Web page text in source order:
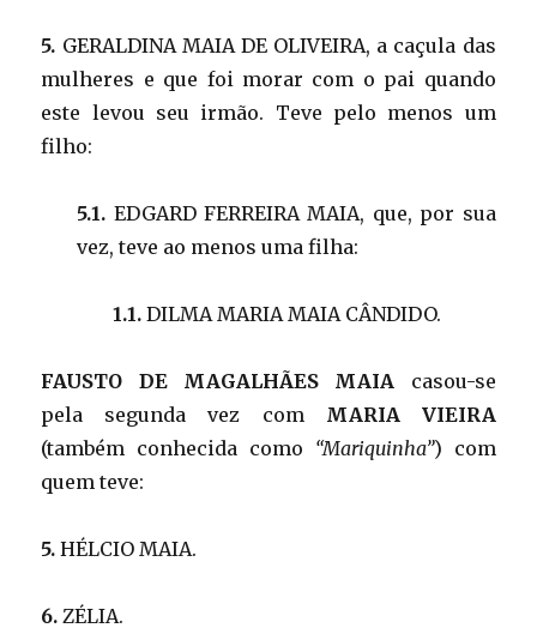
5. GERALDINA MAIA DE OLIVEIRA, a caçula das
mulheres e que foi morar com o pai quando
este levou seu irmão. Teve pelo menos um
filho:
5.1. EDGARD FERREIRA MAIA, que, por sua
vez, teve ao menos uma filha:
1.1. DILMA MARIA MAIA CÂNDIDO.
FAUSTO DE MAGALHÃES MAIA casou-se
pela segunda vez com
MARIA VIEIRA
(também conhecida como “Mariquinha”) com
quem teve:
5. HÉLCIO MAIA.
6. ZÉLIA.